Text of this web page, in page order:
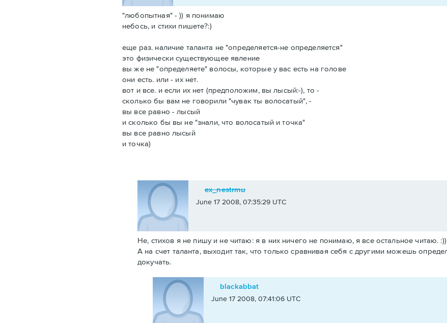
"любопытная" - )) я понимаю
небось, и стихи пишете?:)
еще раз. наличие таланта не "определяется-не определяется"
это физически существующее явление
вы же не "определяете" волосы, которые у вас есть на голове
они есть. или - их нет.
вот и все. и если их нет (предположим, вы лысый:-), то -
сколько бы вам не говорили "чувак ты волосатый", -
вы все равно - лысый
и сколько бы вы не "знали, что волосатый и точка"
вы все равно лысый
и точка)
ex_nestrmu
June 17 2008, 07:35:29 UTC
Не, стихов я не пишу и не читаю: я в них ничего не понимаю, я все остальное читаю. :))
А на счет таланта, выходит так, что только сравнивая себя с другими можешь
докучать.
blackabbat
June 17 2008, 07:41:06 UTC